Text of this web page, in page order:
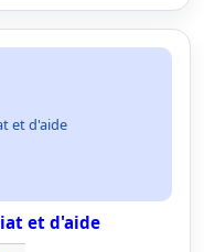
et d'aide
et d'aide